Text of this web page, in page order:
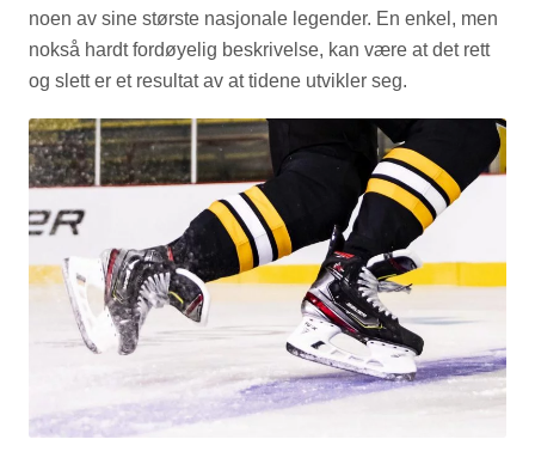
noen av sine største nasjonale legender. En enkel, men
nokså hardt fordøyelig beskrivelse, kan være at det rett
og slett er et resultat av at tidene utvikler seg.